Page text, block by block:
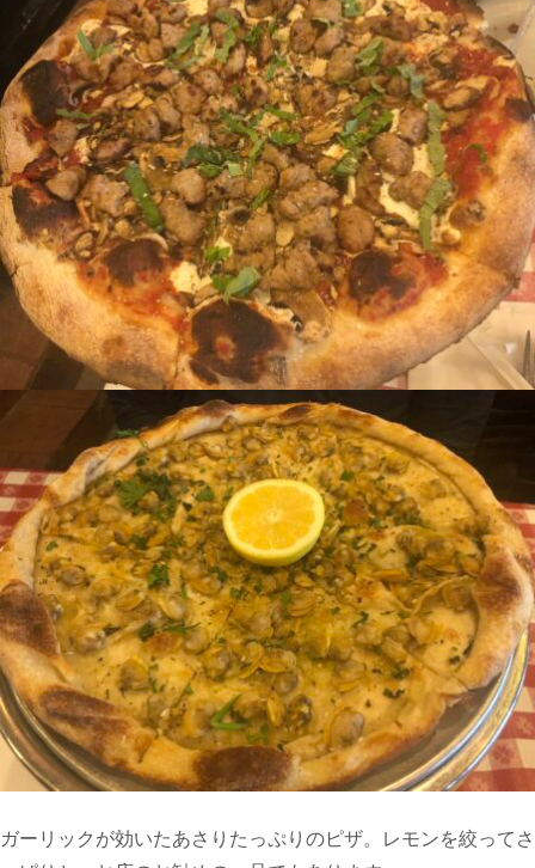
ガーリックが効いたあさりたっぷりのピザ。レモンを絞ってさ